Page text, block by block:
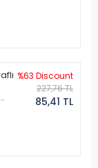
%63 Discount
227,76 TL
85,41 TL